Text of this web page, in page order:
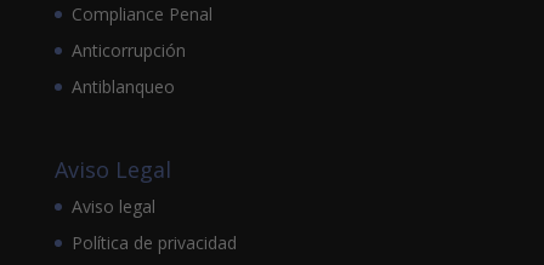
Compliance Penal
Anticorrupción
Antiblanqueo
Aviso Legal
Aviso legal
Política de privacidad